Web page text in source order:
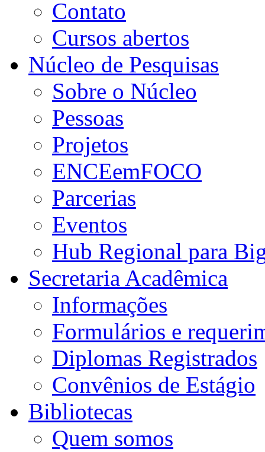
Contato
Cursos abertos
Núcleo de Pesquisas
Sobre o Núcleo
Pessoas
Projetos
ENCEemFOCO
Parcerias
Eventos
Hub Regional para
Secretaria Acadêmica
Informações
Formulários e
Diplomas Registrados
Convênios de Estágio
Bibliotecas
Quem somos